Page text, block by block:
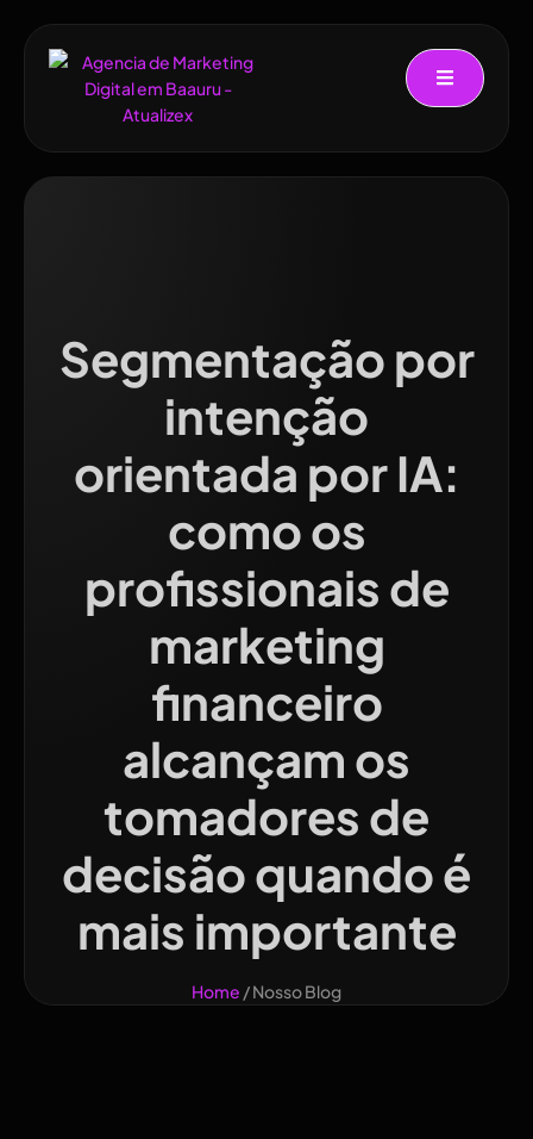
Segmentação por
intenção
orientada por IA:
como os
profissionais de
marketing
financeiro
alcançam os
tomadores de
decisão quando é
mais importante
Home / Nosso Blog